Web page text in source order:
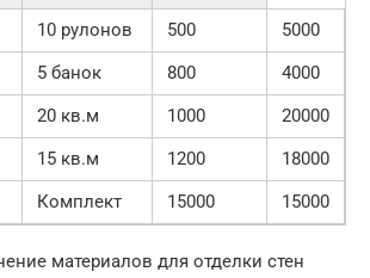
10 рулонов 500
5000
5 банок 800
4000
20 кв.м 1000
20000
15 кв.м 1200
18000
Комплект 15000 15000
материалов для отделки стен